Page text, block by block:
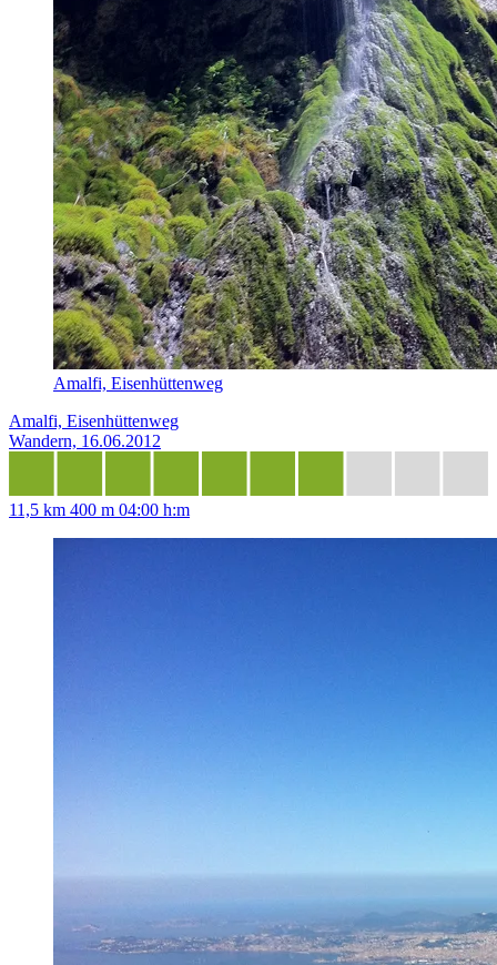
Amalfi, Eisenhüttenweg
Amalfi, Eisenhüttenweg
Wandern, 16.06.2012
11,5 km 400 m 04:00 h:m